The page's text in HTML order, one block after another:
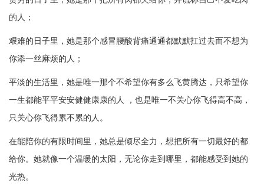
的人；
艰难的日子里，她是那个感冒腰酸背痛通通都默默扛过去而不想为
你添一丝麻烦的人；
平淡的生活里，她是唯一那个不希望你有多么飞黄腾达，只希望你
一生都能平平安安健健康康的人
，也是唯一不关心你飞得高不高，
只关心你飞得累不累的人。
在能陪你的有限时间里，她总是倾尽全力，想把所有一切最好的都
给你。她就像一个温暖的太阳，无论你走到哪里，都能感受到她的
光热。